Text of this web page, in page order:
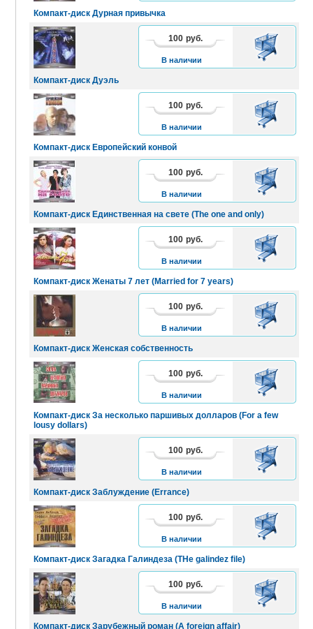
Компакт-диск Дурная привычка
Компакт-диск Дуэль
100 руб.
В наличии
В
КОРЗИНУ
Компакт-диск Европейский конвой
100 руб.
В наличии
В
КОРЗИНУ
Компакт-диск Единственная на свете (The one and only)
100 руб.
В наличии
В
КОРЗИНУ
Компакт-диск Женаты 7 лет (Married for 7 years)
100 руб.
В наличии
В
КОРЗИНУ
Компакт-диск Женская собственность
100 руб.
В наличии
В
КОРЗИНУ
Компакт-диск За несколько паршивых долларов (For a few
lousy dollars)
100 руб.
В наличии
В
КОРЗИНУ
Компакт-диск Заблуждение (Errance)
100 руб.
В наличии
В
КОРЗИНУ
Компакт-диск Загадка Галиндеза (THe galindez file)
100 руб.
В наличии
В
КОРЗИНУ
Компакт-диск Зарубежный роман (A foreign affair)
100 руб.
В наличии
В
КОРЗИНУ